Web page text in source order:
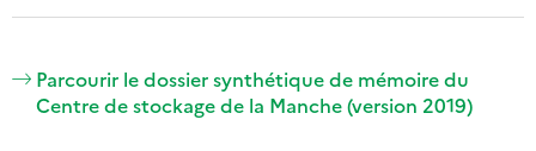
Parcourir le dossier synthétique de mémoire du
Centre de stockage de la Manche (version 2019)